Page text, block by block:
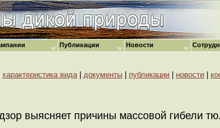
характеристика вида| документы публикации новости
выясняет причины массовой гибели
Публикации Новости